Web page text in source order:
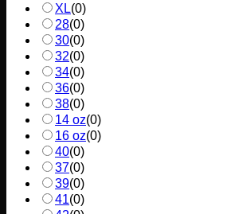
XL(0)
28(0)
30(0)
32(0)
34(0)
36(0)
38(0)
14 oz(0)
16 oz(0)
40(0)
37(0)
39(0)
41(0)